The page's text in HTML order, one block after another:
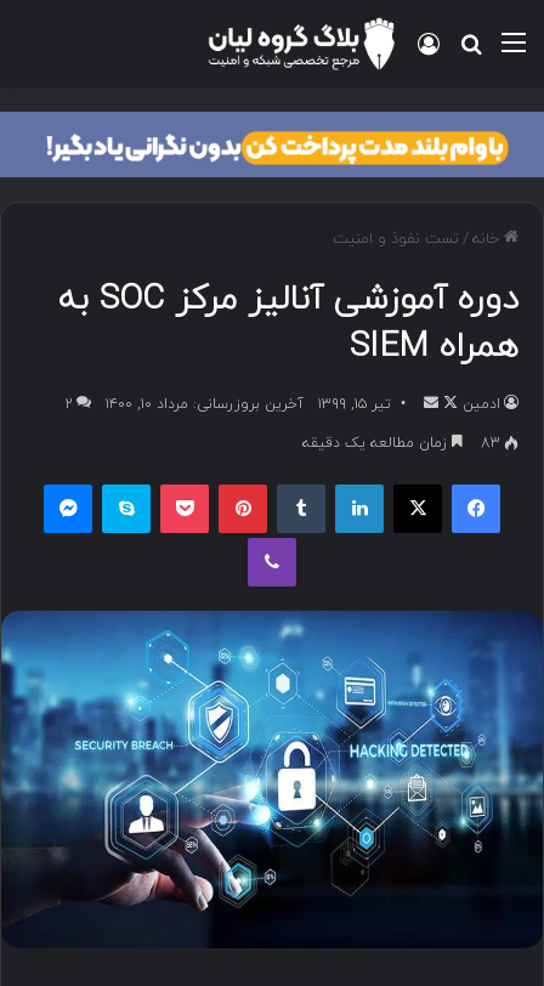
خانه/ تست نفوذ و امنیت
دوره آموزشی آنالیز مرکز SOC به
همراه SIEM
ادمین تیر ۱۵, ۱۳۹۹ آخرین بروزرسانی: مرداد ۱۰, ۱۴۰۰
۲
83
زمان مطالعه یک دقیقه